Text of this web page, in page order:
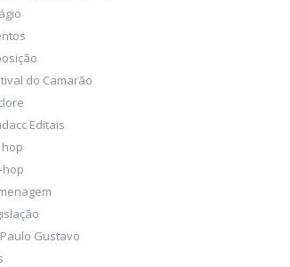
do Camarão
Editais
hop
Gustavo